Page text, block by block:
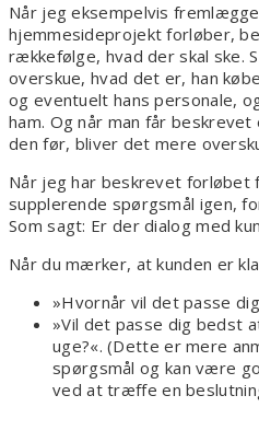
Når jeg eksempelvis
hjemmesideprojekt forløber,
rækkefølge, hvad der skal ske.
overskue, hvad det er, han
og eventuelt hans personale,
ham. Og når man får
den før, bliver det mere
Når jeg har beskrevet forløbet
supplerende spørgsmål igen,
Som sagt: Er der dialog med
Når du mærker, at kunden er
»Hvornår vil det passe
»Vil det passe dig bedst
uge?«. (Dette er mere
spørgsmål og kan være
ved at træffe en